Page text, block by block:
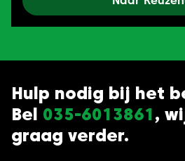
Hulp nodig bij het
Bel 035-6013861,
graag verder.